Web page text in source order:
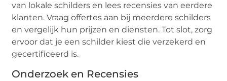
van lokale schilders en lees recensies van eerdere
klanten. Vraag offertes aan bij meerdere schilders
en vergelijk hun prijzen en diensten. Tot slot, zorg
ervoor dat je een schilder kiest die verzekerd en
gecertificeerd is.
Onderzoek en Recensies